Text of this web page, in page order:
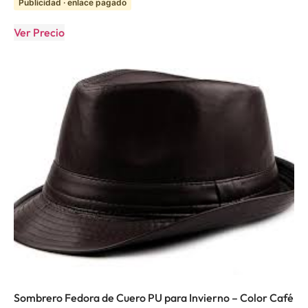
Publicidad · enlace pagado
Ver Precio
Sombrero Fedora de Cuero PU para Invierno – Color Café